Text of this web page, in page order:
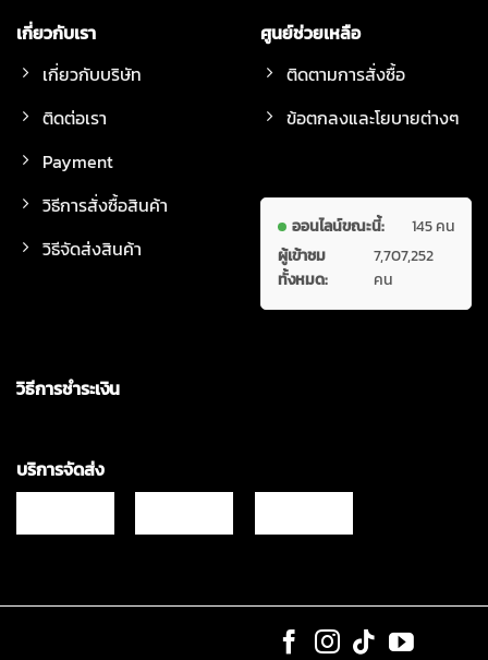
เกี่ยวกับเรา
เกี่ยวกับบริษัท
ติดต่อเรา
Payment
วิธีการสั่งซื้อสินค้า
วิธีจัดส่งสินค้า
ศูนย์ช่วยเหลือ
ติดตามการสั่งซื้อ
ข้อตกลงและโยบายต่างๆ
ออนไลน์ขณะนี้:
145 คน
ผู้เข้าชม
ทั้งหมด:
7,707,252
คน
วิธีการชำระเงิน
บริการจัดส่ง